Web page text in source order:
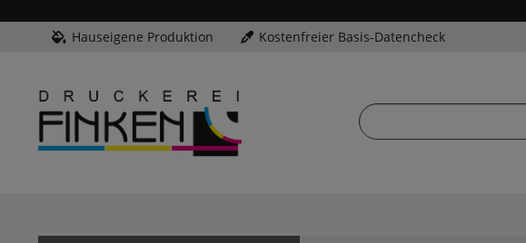
Hauseigene Produktion Kostenfreier Basis-Datencheck